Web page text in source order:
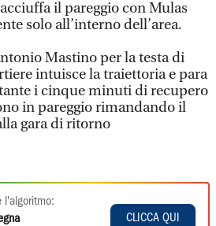
il pareggio con Mulas
solo all’interno dell’area.
Mastino per la testa di
intuisce la traiettoria e para
i cinque minuti di recupero
in pareggio rimandando il
gara di ritorno
l'algoritmo:
CLICCA QUI